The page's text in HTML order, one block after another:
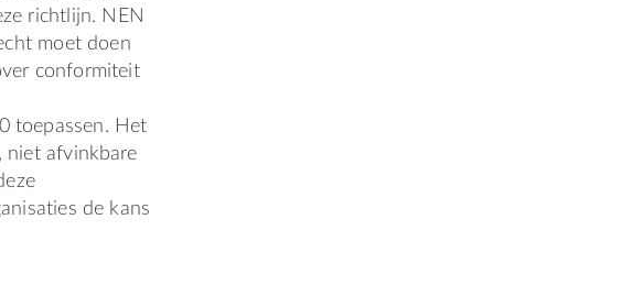
richtlijn. NEN
moet doen
conformiteit
toepassen. Het
niet afvinkbare
de kans